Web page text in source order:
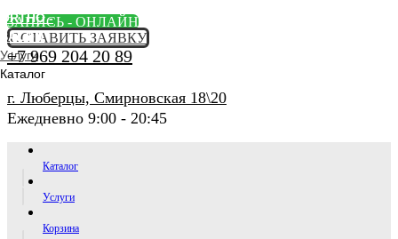
ЗАПИСЬ - ОНЛАЙН
ОСТАВИТЬ ЗАЯВКУ
+7 969 204 20 89
г. Люберцы, Смирновская 18\20
Ежедневно 9:00 - 20:45
Каталог
Услуги
Корзина
ORTHO -
SALON
Услуги
Каталог